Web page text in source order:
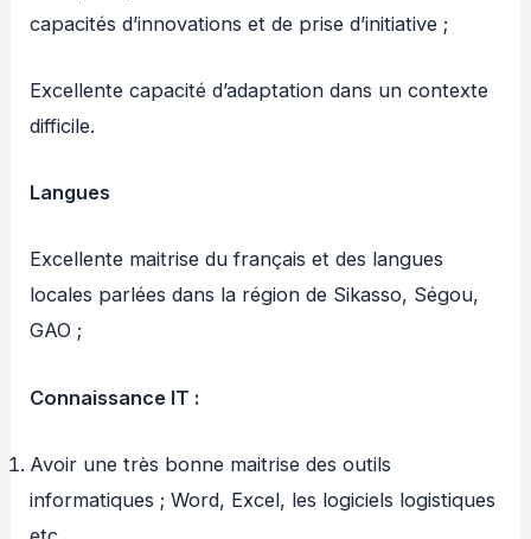
capacités d’innovations et de prise d’initiative ;
Excellente capacité d’adaptation dans un contexte
difficile.
Langues
Excellente maitrise du français et des langues
locales parlées dans la région de Sikasso, Ségou,
GAO ;
Connaissance IT :
Avoir une très bonne maitrise des outils
informatiques ; Word, Excel, les logiciels logistiques